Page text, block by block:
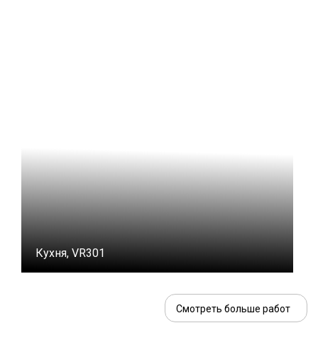
Кухня, VR301
Смотреть больше работ